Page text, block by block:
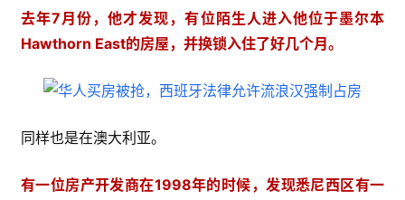
去年7月份，他才发现，有位陌生人进入他位于墨尔本
Hawthorn East的房屋，并换锁入住了好几个月。
同样也是在澳大利亚。
有一位房产开发商在1998年的时候，发现悉尼西区有一